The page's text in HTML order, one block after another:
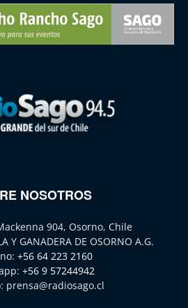
NOSOTROS
904, Osorno, Chile
Y GANADERA DE OSORNO A.G.
+56 64 223 2160
+56 9 57244942
prensa@radiosago.cl